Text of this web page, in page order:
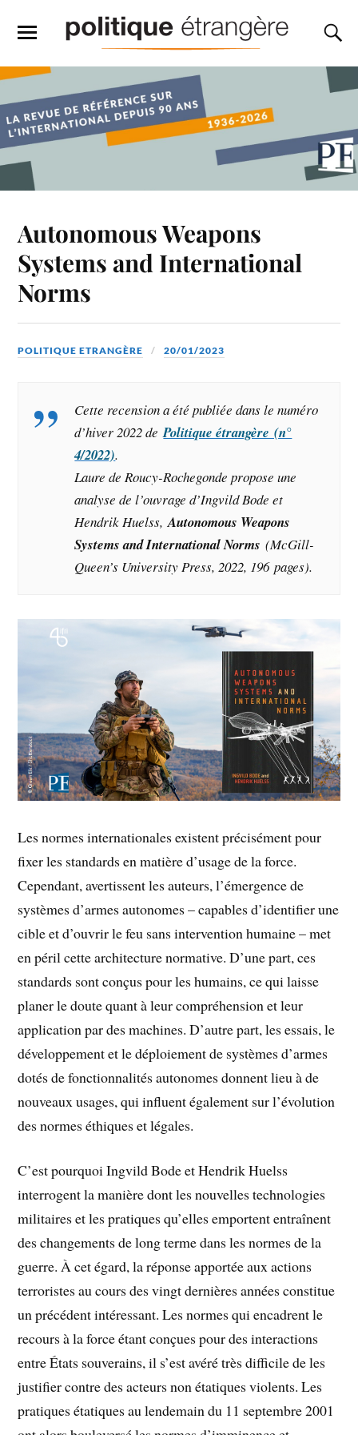
Autonomous Weapons
Systems and International
Norms
POLITIQUE ETRANGÈRE 20/01/2023
Cette recension a été publiée dans le numéro
d’hiver 2022 dePolitique étrangère (n°
4/2022).
Laure de Roucy-Rochegonde propose une
analyse de l’ouvrage d’Ingvild Bode et
Hendrik Huelss,Autonomous Weapons
Systems and International Norms(McGill-
Queen’s University Press, 2022, 196 pages).
Les normes internationales existent précisément pour
fixer les standards en matière d’usage de la force.
Cependant, avertissent les auteurs, l’émergence de
systèmes d’armes autonomes – capables d’identifier une
cible et d’ouvrir le feu sans intervention humaine – met
en péril cette architecture normative. D’une part, ces
standards sont conçus pour les humains, ce qui laisse
planer le doute quant à leur compréhension et leur
application par des machines. D’autre part, les essais, le
développement et le déploiement de systèmes d’armes
dotés de fonctionnalités autonomes donnent lieu à de
nouveaux usages, qui influent également sur l’évolution
des normes éthiques et légales.
C’est pourquoi Ingvild Bode et Hendrik Huelss
interrogent la manière dont les nouvelles technologies
militaires et les pratiques qu’elles emportent entraînent
des changements de long terme dans les normes de la
guerre. À cet égard, la réponse apportée aux actions
terroristes au cours des vingt dernières années constitue
un précédent intéressant. Les normes qui encadrent le
recours à la force étant conçues pour des interactions
entre États souverains, il s’est avéré très difficile de les
justifier contre des acteurs non étatiques violents. Les
pratiques étatiques au lendemain du 11 septembre 2001